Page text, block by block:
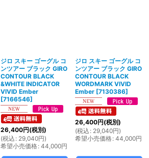
ジロ スキー ゴーグル コ
ンツアー ブラック GIRO
CONTOUR BLACK
&WHITE INDICATOR
VIVID Ember
[7166546]
26,400円(税別)
(税込 : 29,040円)
希望小売価格: 44,000円
ジロ スキー ゴーグル コ
ンツアー ブラック GIRO
CONTOUR BLACK
WORDMARK VIVID
Ember [7130386]
26,400円(税別)
(税込 : 29,040円)
希望小売価格: 44,000円